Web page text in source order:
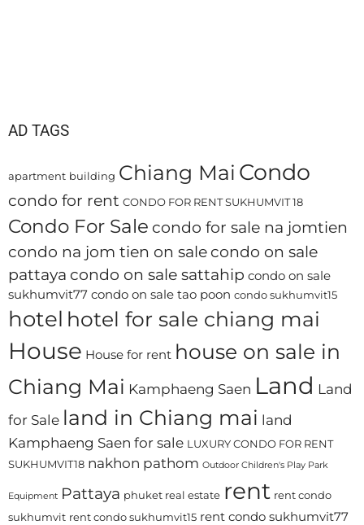
AD TAGS
apartment building Chiang Mai Condo
condo for rent CONDO FOR RENT SUKHUMVIT 18
Condo For Sale condo for sale na jomtien
condo na jom tien on sale condo on sale
pattaya condo on sale sattahip condo on sale
sukhumvit77 condo on sale tao poon condo sukhumvit15
hotel hotel for sale chiang mai
House House for rent house on sale in
Chiang Mai Kamphaeng Saen Land Land
for Sale land in Chiang mai land
Kamphaeng Saen for sale LUXURY CONDO FOR RENT
SUKHUMVIT18 nakhon pathom Outdoor Children's Play Park
Equipment Pattaya phuket real estate rent rent condo
sukhumvit rent condo sukhumvit15 rent condo sukhumvit77